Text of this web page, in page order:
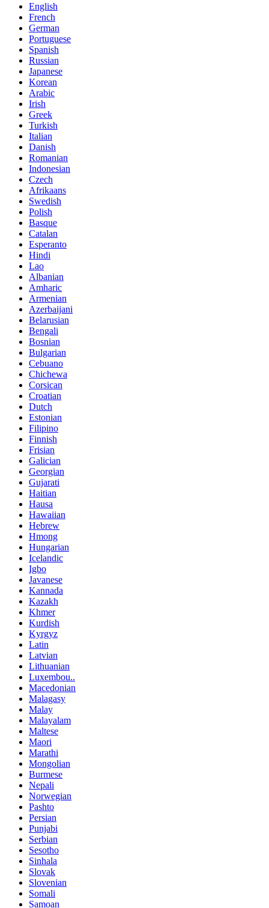
English
French
German
Portuguese
Spanish
Russian
Japanese
Korean
Arabic
Irish
Greek
Turkish
Italian
Danish
Romanian
Indonesian
Czech
Afrikaans
Swedish
Polish
Basque
Catalan
Esperanto
Hindi
Lao
Albanian
Amharic
Armenian
Azerbaijani
Belarusian
Bengali
Bosnian
Bulgarian
Cebuano
Chichewa
Corsican
Croatian
Dutch
Estonian
Filipino
Finnish
Frisian
Galician
Georgian
Gujarati
Haitian
Hausa
Hawaiian
Hebrew
Hmong
Hungarian
Icelandic
Igbo
Javanese
Kannada
Kazakh
Khmer
Kurdish
Kyrgyz
Latin
Latvian
Lithuanian
Luxembou..
Macedonian
Malagasy
Malay
Malayalam
Maltese
Maori
Marathi
Mongolian
Burmese
Nepali
Norwegian
Pashto
Persian
Punjabi
Serbian
Sesotho
Sinhala
Slovak
Slovenian
Somali
Samoan